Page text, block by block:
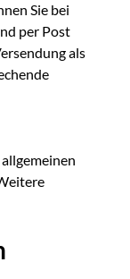
Sie bei
per Post
als